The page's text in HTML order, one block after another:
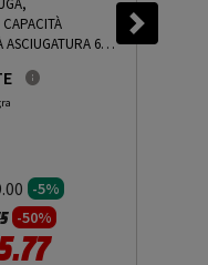
ASCIUGATURA 6
63,1 CM,
PRMG
GRADING ROAN -
-5%
ridotto da
a-50%